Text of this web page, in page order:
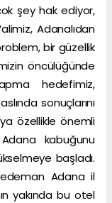
şey hak ediyor,
Adanalıdan
bir güzellik
öncülüğünde
hedefimiz,
sonuçlarını
özellikle önemli
kabuğunu
başladı.
Adana il
yakında bu otel